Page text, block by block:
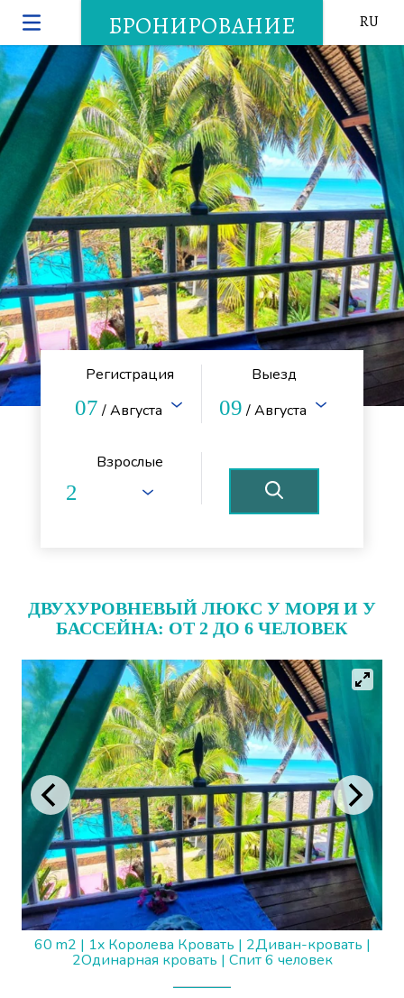
БРОНИРОВАНИЕ RU
Регистрация
07 / Августа
Выезд
09 / Августа
Взрослые
ДВУХУРОВНЕВЫЙ ЛЮКС У МОРЯ И У
БАССЕЙНА: ОТ 2 ДО 6 ЧЕЛОВЕК
60 m2 | 1x Королева Кровать | 2Диван-кровать |
2Одинарная кровать | Спит 6 человек